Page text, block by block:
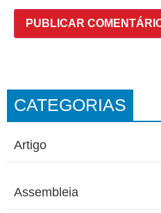
CATEGORIAS
Artigo
Assembleia